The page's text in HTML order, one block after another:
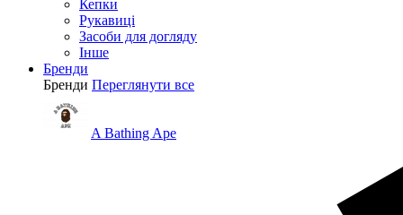
Кепки
Рукавиці
Засоби для догляду
Інше
Бренди
Бренди Переглянути все
A Bathing Ape